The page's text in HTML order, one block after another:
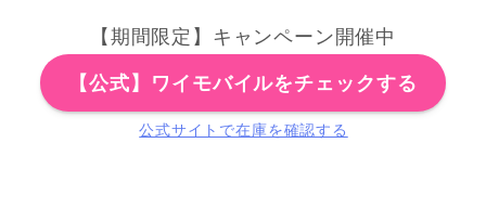
【期間限定】キャンペーン開催中
【公式】ワイモバイルをチェックする
公式サイトで在庫を確認する